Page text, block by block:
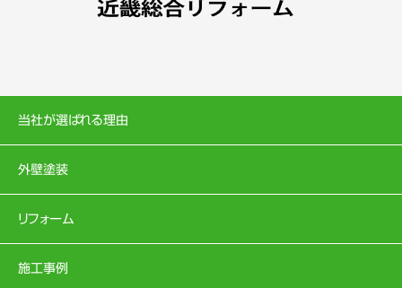
当社が選ばれる理由
外壁塗装
リフォーム
施工事例